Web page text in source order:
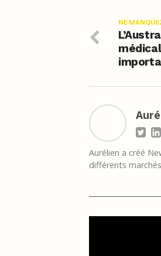
NE
Aurélien a créé
différents